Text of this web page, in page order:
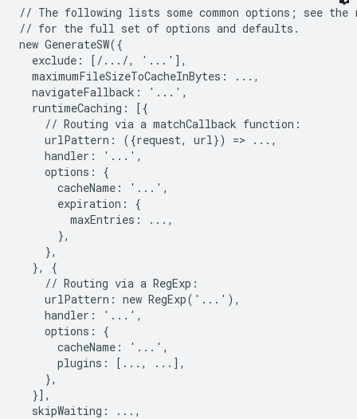
// The following lists some common options; see the
// for the full set of options and defaults.
new GenerateSW({
  exclude: [/.../, '...'],
  maximumFileSizeToCacheInBytes: ...,
  navigateFallback: '...',
  runtimeCaching: [{
    // Routing via a matchCallback function:
    urlPattern: ({request, url}) => ...,
    handler: '...',
    options: {
      cacheName: '...',
      expiration: {
        maxEntries: ...,
      },
    },
  }, {
    // Routing via a RegExp:
    urlPattern: new RegExp('...'),
    handler: '...',
    options: {
      cacheName: '...',
      plugins: [..., ...],
    },
  }],
  skipWaiting: ...,